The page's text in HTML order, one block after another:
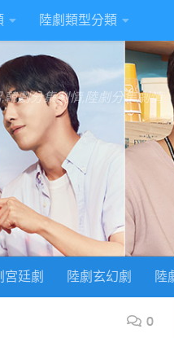
陸劇類型分類
劇分集劇情,陸劇分集劇情
宮廷劇 陸劇玄幻劇 陸
0